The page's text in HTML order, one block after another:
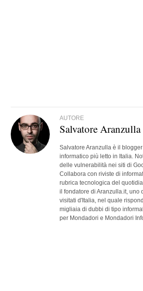
AUTORE
Salvatore Aranzulla
Salvatore Aranzulla è il
informatico più letto in Italia.
delle vulnerabilità nei siti di
Collabora con riviste di
rubrica tecnologica del
il fondatore di Aranzulla.it, uno
visitati d'Italia, nel quale
migliaia di dubbi di tipo
per Mondadori e Mondadori